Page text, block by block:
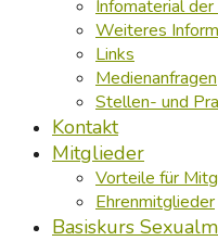
Infomaterial
Weiteres
Links
Medienanfragen
Stellen- und
Kontakt
Mitglieder
Vorteile für
Ehrenmitglieder
Basiskurs